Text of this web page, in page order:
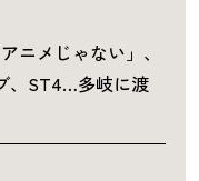
ニメじゃない」、
、ST4…多岐に渡